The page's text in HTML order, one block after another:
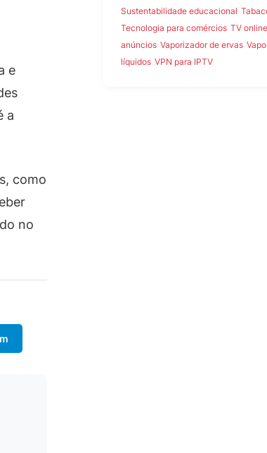
e
a
como
no
Sustentabilidade educacional
Tecnologia para comércios TV online
anúncios Vaporizador de ervas
líquidos VPN para IPTV